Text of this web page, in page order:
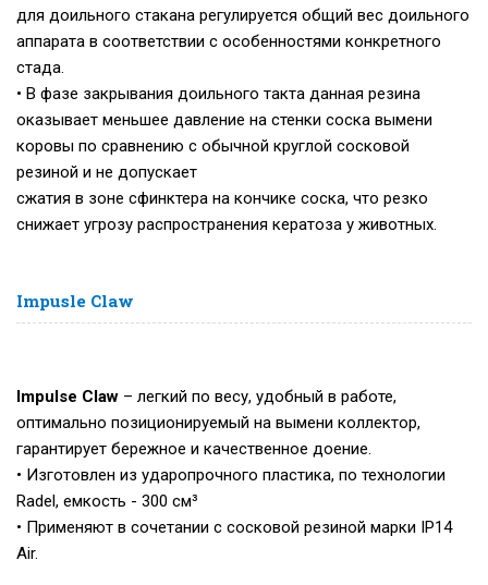
для доильного стакана регулируется общий вес доильного
аппарата в соответствии с особенностями конкретного
стада.
• В фазе закрывания доильного такта данная резина
оказывает меньшее давление на стенки соска вымени
коровы по сравнению с обычной круглой сосковой
резиной и не допускает
сжатия в зоне сфинктера на кончике соска, что резко
снижает угрозу распространения кератоза у животных.
Impusle Claw
Impulse Claw – легкий по весу, удобный в работе,
оптимально позиционируемый на вымени коллектор,
гарантирует бережное и качественное доение.
• Изготовлен из ударопрочного пластика, по технологии
Radel, емкость - 300 см³
• Применяют в сочетании с сосковой резиной марки IP14
Air.